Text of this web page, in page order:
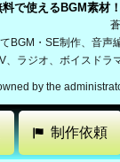
料で使えるBGM素材
BGM・SE制作、音声
、ラジオ、ボイスドラ
by the
制作依頼